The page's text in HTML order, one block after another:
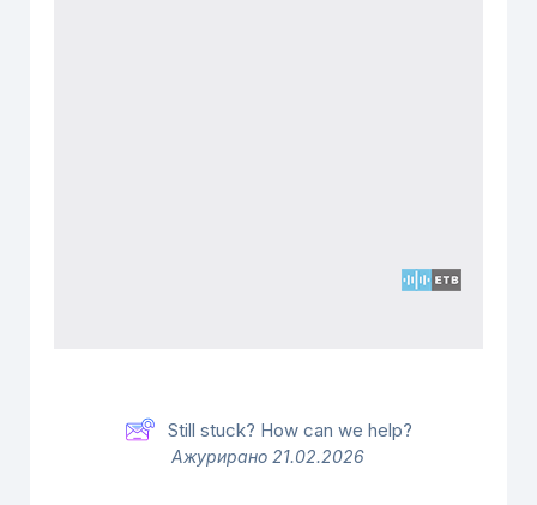
Still stuck? How can we help?
Ажурирано 21.02.2026